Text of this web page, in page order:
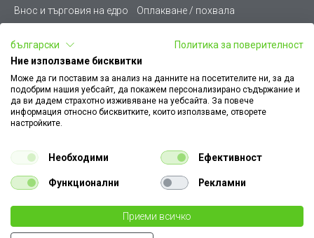
Внос и търговия на едро
Оплакване / похвала
Условия за ползване
Стани дистрибутор
Карта на сайта
Кариери
Как да намеря документ
към поръчка
Платформа за AРС
Конфигуратор за ел.
ключове и контакти
Уважаеми Клиенти, моля да имате предвид, че всички изображения на
нашия сайт са илюстративни,
те могат да се различават от действителния изглед на продукта без това да
български
Политика за поверителност
Ние използваме бисквитки
Може да ги поставим за анализ на данните на посетителите ни, за да
подобрим нашия уебсайт, да покажем персонализирано съдържание и
да ви дадем страхотно изживяване на уебсайта. За повече
информация относно бисквитките, които използваме, отворете
настройките.
Необходими Ефективност
Функционални Рекламни
Приеми всичко